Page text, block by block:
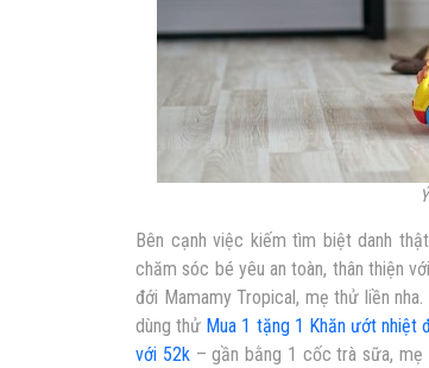
Bên cạnh việc kiếm tìm biệt danh
chăm sóc bé yêu an toàn, thân thiện
đới Mamamy Tropical, mẹ thử liền
dùng thử Mua 1 tặng 1 Khăn ướt nhiệt
với 52k– gần bằng 1 cốc trà sữa, mẹ